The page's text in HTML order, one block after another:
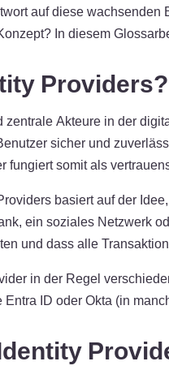
auf diese
In diesem
Providers?
zentrale Akteure in der
sicher und
fungiert somit als
basiert auf der
ein soziales Netzwerk
und dass alle
in der Regel
ID oder Okta (in